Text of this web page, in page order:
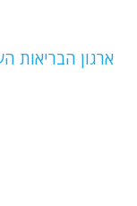
o
ארגון הבריאות העולמי